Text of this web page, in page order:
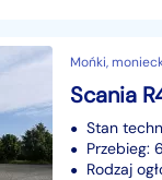
Mońki,
Scania
Stan
Przebieg:
Rodzaj